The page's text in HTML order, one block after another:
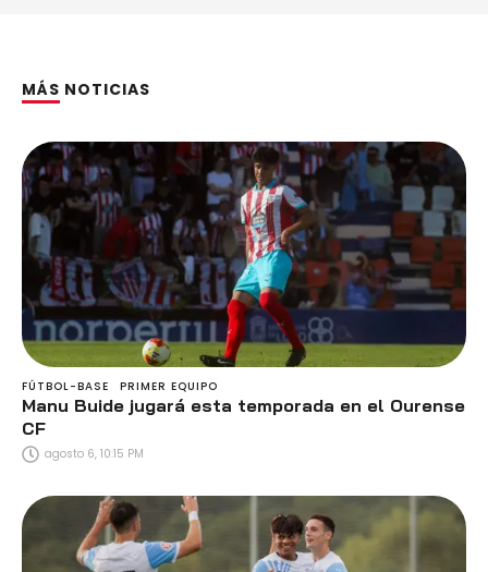
MÁS NOTICIAS
FÚTBOL-BASE PRIMER EQUIPO
Manu Buide jugará esta temporada en el Ourense
CF
agosto 6, 10:15 PM